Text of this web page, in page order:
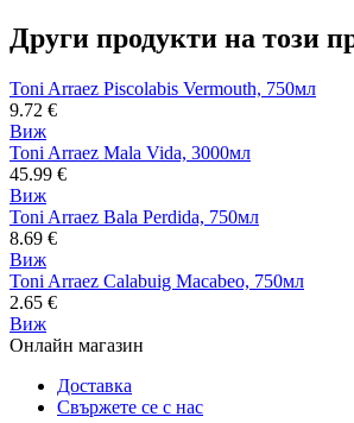
Други продукти на този
Toni Arraez Piscolabis Vermouth, 750мл
9.72 €
Виж
Toni Arraez Mala Vida, 3000мл
45.99 €
Виж
Toni Arraez Bala Perdida, 750мл
8.69 €
Виж
Toni Arraez Calabuig Macabeo, 750мл
2.65 €
Виж
Онлайн магазин
Доставка
Свържете се с нас